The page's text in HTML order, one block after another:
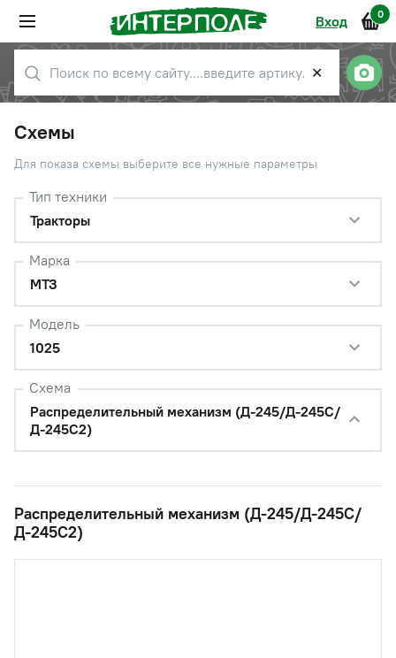
Вход 0
✕
Схемы
Для показа схемы выберите все нужные параметры
Тип техники
Тракторы
Марка
МТЗ
Модель
1025
Схема
Распределительный механизм (Д-245/Д-245С/
Д-245С2)
Распределительный механизм (Д-245/Д-245С/
Д-245С2)